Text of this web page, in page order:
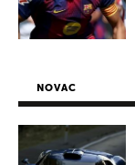
NOVAC